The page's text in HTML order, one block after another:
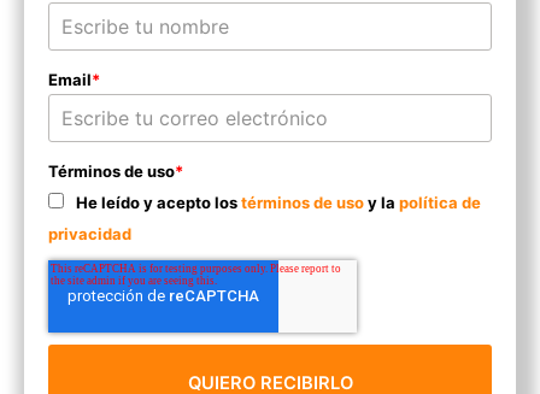
Email*
Términos de uso*
He leído y acepto lostérminos de usoy la política de
privacidad